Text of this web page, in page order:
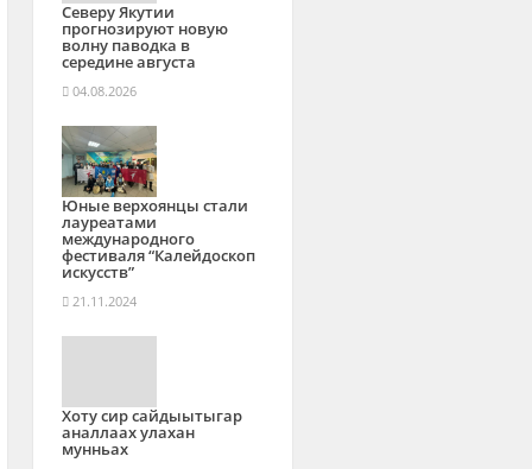
Северу Якутии
прогнозируют новую
волну паводка в
середине августа
04.08.2026
Юные верхоянцы стали
лауреатами
международного
фестиваля “Калейдоскоп
искусств”
21.11.2024
Хоту сир сайдыытыгар
аналлаах улахан
мунньах